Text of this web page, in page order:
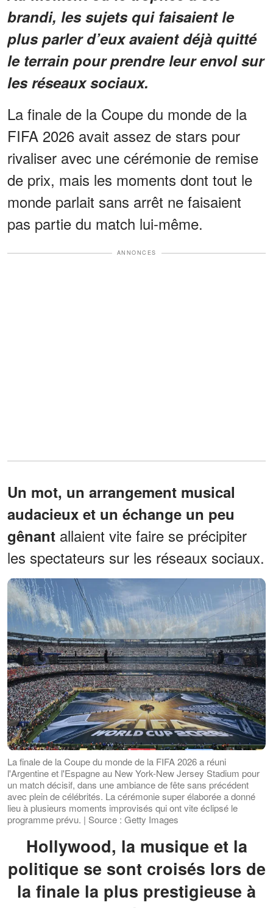
brandi, les sujets qui faisaient le
plus parler d’eux avaient déjà quitté
le terrain pour prendre leur envol sur
les réseaux sociaux.
La finale de la Coupe du monde de la
FIFA 2026 avait assez de stars pour
rivaliser avec une cérémonie de remise
de prix, mais les moments dont tout le
monde parlait sans arrêt ne faisaient
pas partie du match lui-même.
ANNONCES
Un mot, un arrangement musical
audacieux et un échange un peu
gênant allaient vite faire se précipiter
les spectateurs sur les réseaux sociaux.
La finale de la Coupe du monde de la FIFA 2026 a réuni
l'Argentine et l'Espagne au New York-New Jersey Stadium pour
un match décisif, dans une ambiance de fête sans précédent
avec plein de célébrités. La cérémonie super élaborée a donné
lieu à plusieurs moments improvisés qui ont vite éclipsé le
programme prévu. | Source : Getty Images
Hollywood, la musique et la
politique se sont croisés lors de
la finale la plus prestigieuse à